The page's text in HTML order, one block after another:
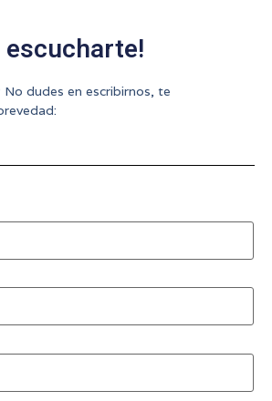
escucharte!
No dudes en escribirnos, te